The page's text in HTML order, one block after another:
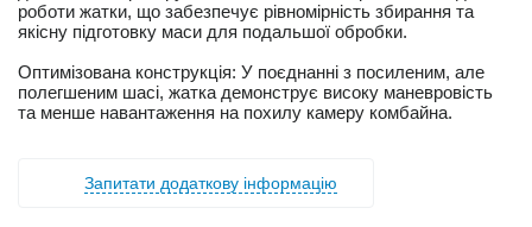
роботи жатки, що забезпечує рівномірність збирання та
якісну підготовку маси для подальшої обробки.
Оптимізована конструкція: У поєднанні з посиленим, але
полегшеним шасі, жатка демонструє високу маневровість
та менше навантаження на похилу камеру комбайна.
Запитати додаткову інформацію